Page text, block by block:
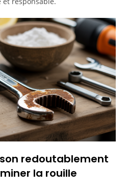
redoutablement
la rouille